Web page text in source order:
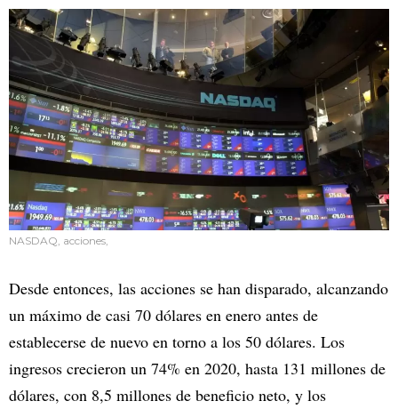
NASDAQ, acciones,
Desde entonces, las acciones se han disparado, alcanzando
un máximo de casi 70 dólares en enero antes de
establecerse de nuevo en torno a los 50 dólares. Los
ingresos crecieron un 74% en 2020, hasta 131 millones de
dólares, con 8,5 millones de beneficio neto, y los